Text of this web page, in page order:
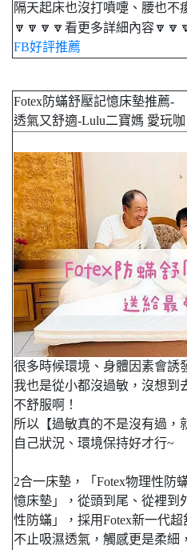
隔天起床也沒打噴嚏、腰也不
🔽🔽🔽🔽看更多詳細內容
FB好評推薦
Fotex防蟎舒壓記憶床墊推薦-
透氣又舒適-Lulu二寶媽 愛玩咖
很多時候環境、身體因素會誘
我也是從小都沒過敏，沒想到
不舒服啊！
所以【過敏真的不是沒有過，
自己狀況、環境保持好才行~
2合一床墊，「Fotex物理性防
憶床墊」，從頭到尾、從裡到
性防蟎」，採用Fotex新一代
不止吸濕透氣，觸感更是柔細